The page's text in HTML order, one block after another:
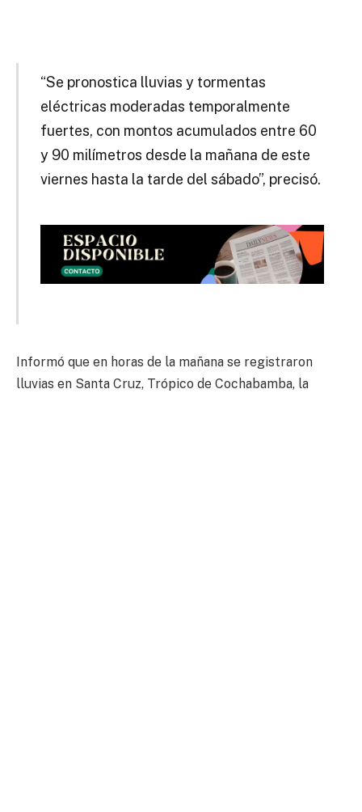
“Se pronostica lluvias y tormentas
eléctricas moderadas temporalmente
fuertes, con montos acumulados entre 60
y 90 milímetros desde la mañana de este
viernes hasta la tarde del sábado”, precisó.
Informó que en horas de la mañana se registraron
lluvias en Santa Cruz, Trópico de Cochabamba, la